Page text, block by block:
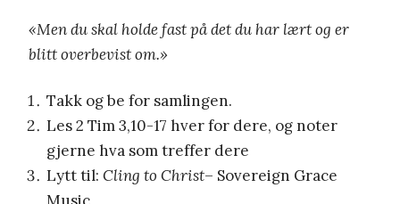
«Men du skal holde fast på det du har lært og er
blitt overbevist om.»
Takk og be for samlingen.
Les 2 Tim 3,10-17 hver for dere, og noter
gjerne hva som treffer dere
Lytt til: Cling to Christ– Sovereign Grace